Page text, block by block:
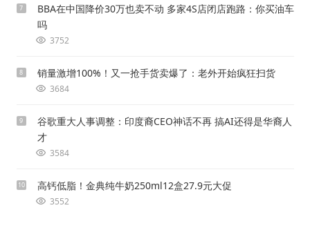
7
BBA在中国降价30万也卖不动 多家4S店闭店跑路：你买油车
吗
3752
8 销量激增100%！又一抢手货卖爆了：老外开始疯狂扫货
3684
9
谷歌重大人事调整：印度裔CEO神话不再 搞AI还得是华裔人
才
3584
10 高钙低脂！金典纯牛奶250ml12盒27.9元大促
3552